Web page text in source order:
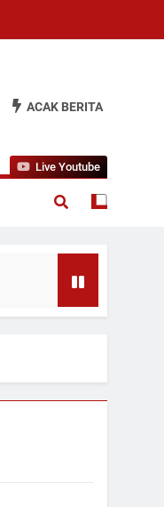
ACAK BERITA
Live Youtube